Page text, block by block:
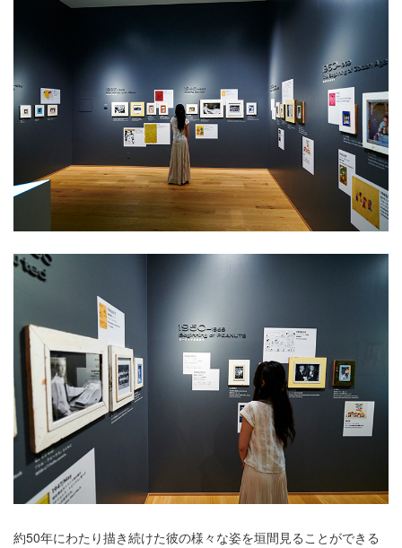
約50年にわたり描き続けた彼の様々な姿を垣間見ることができる